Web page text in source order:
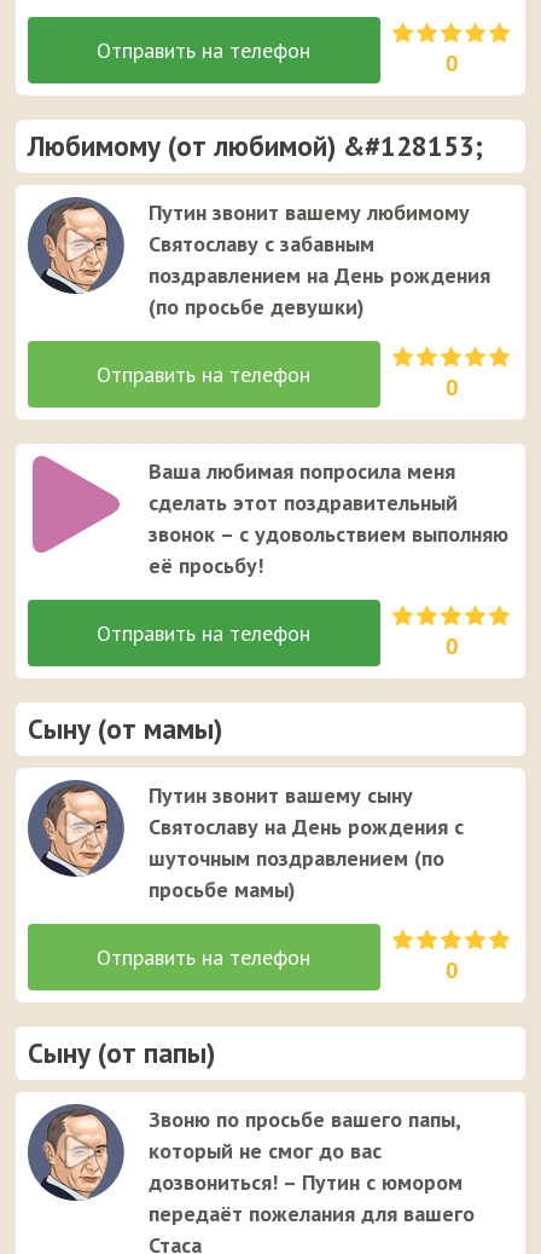
0
Любимому (от любимой) &#128153;
Путин звонит вашему любимому
Святославу с забавным
поздравлением на День рождения
(по просьбе девушки)
0
Ваша любимая попросила меня
сделать этот поздравительный
звонок – с удовольствием выполняю
её просьбу!
0
Сыну (от мамы)
Путин звонит вашему сыну
Святославу на День рождения с
шуточным поздравлением (по
просьбе мамы)
0
Сыну (от папы)
Звоню по просьбе вашего папы,
который не смог до вас
дозвониться! – Путин с юмором
передаёт пожелания для вашего
Стаса